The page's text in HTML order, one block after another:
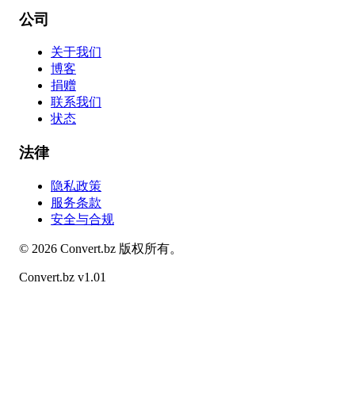
公司
关于我们
博客
捐赠
联系我们
状态
法律
隐私政策
服务条款
安全与合规
© 2026 Convert.bz 版权所有。
Convert.bz v1.01